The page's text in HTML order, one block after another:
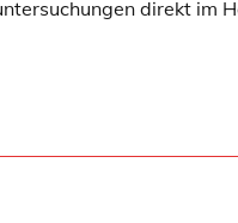
direkt im